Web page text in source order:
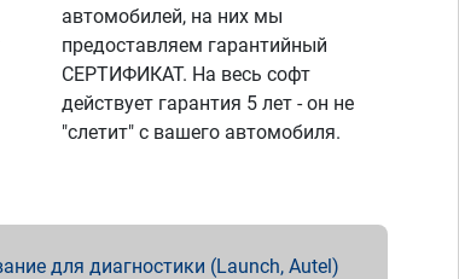
автомобилей, на них мы
предоставляем гарантийный
СЕРТИФИКАТ. На весь софт
действует гарантия 5 лет - он не
"слетит" с вашего автомобиля.
для диагностики (Launch, Autel)